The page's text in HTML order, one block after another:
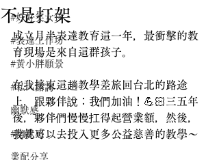
#好好笑女孩
#表達工作坊
#黃小胖願景
#私人諮詢
幽默感
#幽默感
業配分享
不是打架
成立月半表達教育這一年，最衝擊的教
育現場是來自這群孩子。
在我接束這趟教學差旅回台北的路途
上，跟夥伴說：我們加油！💪🏻三五年
後，夥伴們慢慢扛得起營業額，然後，
我就可以去投入更多公益慈善的教學～